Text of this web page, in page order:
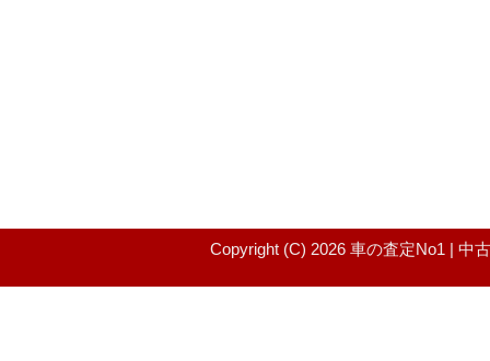
Copyright (C) 2026 車の査定No1 | 中